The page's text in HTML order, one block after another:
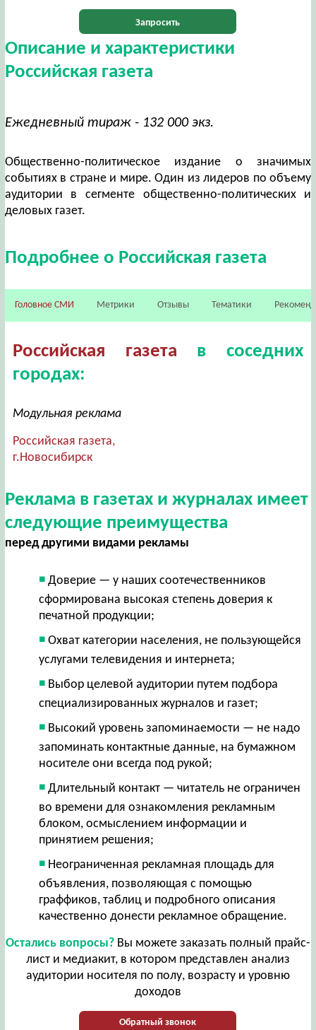
Запросить
Описание и характеристики
Российская газета
Ежедневный тираж - 132 000 экз.
Общественно-политическое издание о значимых
событиях в стране и мире. Один из лидеров по объему
аудитории в сегменте общественно-политических и
деловых газет.
Подробнее о Российская газета
Головное СМИ Метрики Отзывы Тематики
Российская газета в соседних
городах:
Модульная реклама
Российская газета,
г.Новосибирск
Реклама в газетах и журналах имеет
следующие преимущества
перед другими видами рекламы
Доверие — у наших соотечественников
сформирована высокая степень доверия к
печатной продукции;
Охват категории населения, не пользующейся
услугами телевидения и интернета;
Выбор целевой аудитории путем подбора
специализированных журналов и газет;
Высокий уровень запоминаемости — не надо
запоминать контактные данные, на бумажном
носителе они всегда под рукой;
Длительный контакт — читатель не ограничен
во времени для ознакомления рекламным
блоком, осмыслением информации и
принятием решения;
Неограниченная рекламная площадь для
объявления, позволяющая с помощью
граффиков, таблиц и подробного описания
качественно донести рекламное обращение.
Остались вопросы?Вы можете заказать полный прайс-
лист и медиакит, в котором представлен анализ
аудитории носителя по полу, возрасту и уровню
доходов
Обратный звонок